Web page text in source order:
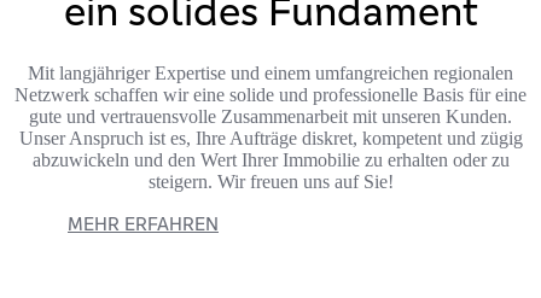
ein solides Fundament
Mit langjähriger Expertise und einem umfangreichen regionalen
Netzwerk schaffen wir eine solide und professionelle Basis für eine
gute und vertrauensvolle Zusammenarbeit mit unseren Kunden.
Unser Anspruch ist es, Ihre Aufträge diskret, kompetent und zügig
abzuwickeln und den Wert Ihrer Immobilie zu erhalten oder zu
steigern. Wir freuen uns auf Sie!
MEHR ERFAHREN